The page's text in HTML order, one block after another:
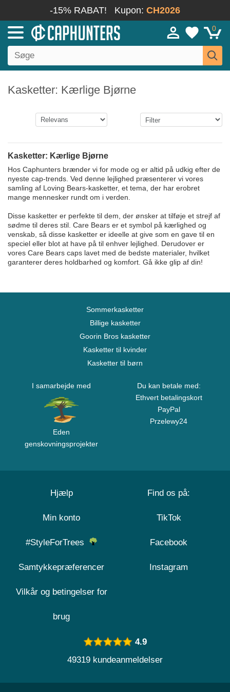
-15% RABAT! Kupon: CH2026
0
Kasketter: Kærlige Bjørne
Kasketter: Kærlige Bjørne
Hos Caphunters brænder vi for mode og er altid på udkig efter de
nyeste cap-trends. Ved denne lejlighed præsenterer vi vores
samling af Loving Bears-kasketter, et tema, der har erobret
mange mennesker rundt om i verden.
Disse kasketter er perfekte til dem, der ønsker at tilføje et strejf af
sødme til deres stil. Care Bears er et symbol på kærlighed og
venskab, så disse kasketter er ideelle at give som en gave til en
speciel eller blot at have på til enhver lejlighed. Derudover er
vores Care Bears caps lavet med de bedste materialer, hvilket
garanterer deres holdbarhed og komfort. Gå ikke glip af din!
Sommerkasketter
Billige kasketter
Goorin Bros kasketter
Kasketter til kvinder
Kasketter til børn
I samarbejde med
Eden
genskovningsprojekter
Du kan betale med:
Ethvert betalingskort
PayPal
Przelewy24
Hjælp
Min konto
#StyleForTrees
Samtykkepræferencer
Vilkår og betingelser for
brug
Find os på:
TikTok
Facebook
Instagram
4.9
49319 kundeanmeldelser